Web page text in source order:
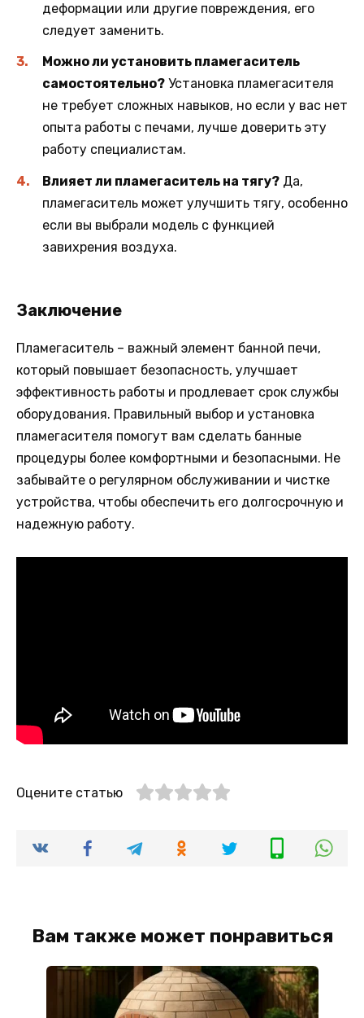
деформации или другие повреждения, его
следует заменить.
Можно ли установить пламегаситель
самостоятельно? Установка пламегасителя
не требует сложных навыков, но если у вас нет
опыта работы с печами, лучше доверить эту
работу специалистам.
Влияет ли пламегаситель на тягу? Да,
пламегаситель может улучшить тягу, особенно
если вы выбрали модель с функцией
завихрения воздуха.
Заключение
Пламегаситель – важный элемент банной печи,
который повышает безопасность, улучшает
эффективность работы и продлевает срок службы
оборудования. Правильный выбор и установка
пламегасителя помогут вам сделать банные
процедуры более комфортными и безопасными. Не
забывайте о регулярном обслуживании и чистке
устройства, чтобы обеспечить его долгосрочную и
надежную работу.
Оцените статью
Вам также может понравиться